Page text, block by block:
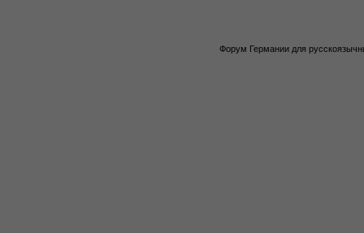
Форум Германии для